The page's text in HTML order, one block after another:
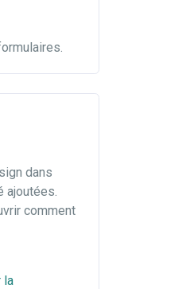
dans
ajoutées.
comment
la